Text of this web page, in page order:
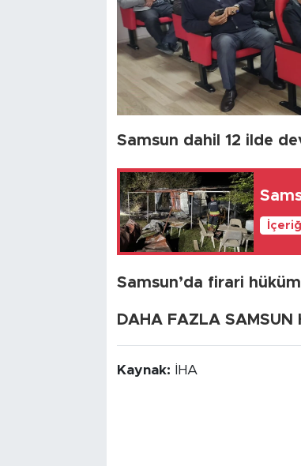
Samsun dahil 12 ilde
Samsun’da firari
DAHA FAZLA SAMSUN
Kaynak: İHA